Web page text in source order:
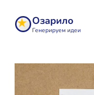
содержимому
Озарило
Генерируем идеи